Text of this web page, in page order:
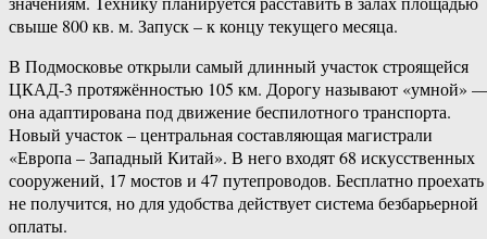
свыше 800 кв. м. Запуск – к концу текущего месяца.
В Подмосковье открыли самый длинный участок строящейся
ЦКАД-3 протяжённостью 105 км. Дорогу называют «умной»
она адаптирована под движение беспилотного транспорта.
Новый участок – центральная составляющая магистрали
«Европа – Западный Китай». В него входят 68 искусственных
сооружений, 17 мостов и 47 путепроводов. Бесплатно проехать
не получится, но для удобства действует система безбарьерной
оплаты.